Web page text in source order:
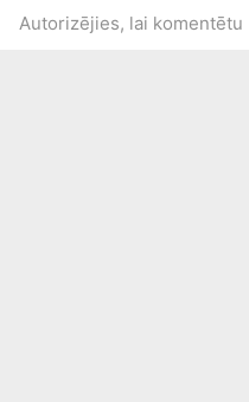
Autorizējies, lai komentētu